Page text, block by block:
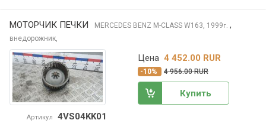
МОТОРЧИК ПЕЧКИ MERCEDES BENZ M-CLASS W163, 1999г. ,
внедорожник,
Артикул 4VS04KK01
Цена 4 452.00 RUR
-10% 4 956.00 RUR
Купить